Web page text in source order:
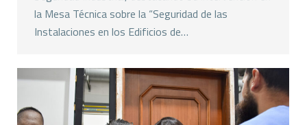
la Mesa Técnica sobre la “Seguridad de las
Instalaciones en los Edificios de…